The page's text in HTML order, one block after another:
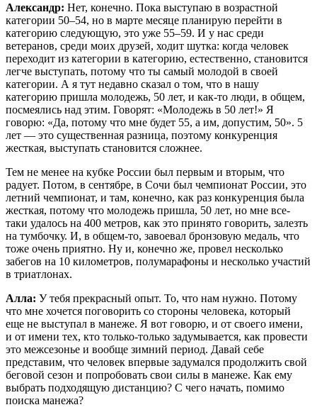
Александр: Нет, конечно. Пока выступаю в возрастной
категории 50–54, но в марте месяце планирую перейти в
категорию следующую, это уже 55–59. И у нас среди
ветеранов, среди моих друзей, ходит шутка: когда человек
переходит из категории в категорию, естественно, становится
легче выступать, потому что ты самый молодой в своей
категории. А я тут недавно сказал о том, что в нашу
категорию пришла молодежь, 50 лет, и как-то люди, в общем,
посмеялись над этим. Говорят: «Молодежь в 50 лет!» Я
говорю: «Да, потому что мне будет 55, а им, допустим, 50». 5
лет — это существенная разница, поэтому конкуренция
жесткая, выступать становится сложнее.
Тем не менее на кубке России был первым и вторым, что
радует. Потом, в сентябре, в Сочи был чемпионат России, это
летний чемпионат, и там, конечно, как раз конкуренция была
жесткая, потому что молодежь пришла, 50 лет, но мне все-
таки удалось на 400 метров, как это принято говорить, залезть
на тумбочку. И, в общем-то, завоевал бронзовую медаль, что
тоже очень приятно. Ну и, конечно же, провел несколько
забегов на 10 километров, полумарафоны и несколько участий
в триатлонах.
Алла: У тебя прекрасный опыт. То, что нам нужно. Потому
что мне хочется поговорить со стороны человека, который
еще не выступал в манеже. Я вот говорю, и от своего имени,
и от имени тех, кто только-только задумывается, как провести
это межсезонье и вообще зимний период. Давай себе
представим, что человек впервые задумался продолжить свой
беговой сезон и попробовать свои силы в манеже. Как ему
выбрать подходящую дистанцию? С чего начать, помимо
поиска манежа?